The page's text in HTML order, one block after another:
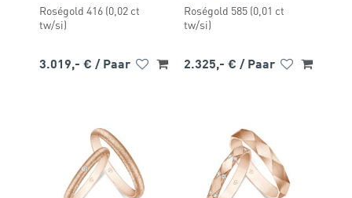
Roségold 416 (0,02 ct
tw/si)
3.019,- € / Paar
Roségold 585 (0,01 ct
tw/si)
2.325,- € / Paar